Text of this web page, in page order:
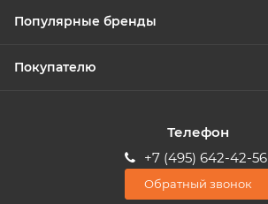
Популярные бренды
Покупателю
Телефон
+7 (495) 642-42-56
Обратный звонок